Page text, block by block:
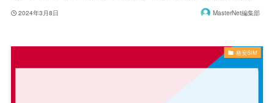
2024年3月8日 MasterNet編集部
格安SIM